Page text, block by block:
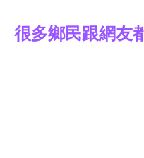
很多鄉民跟網友